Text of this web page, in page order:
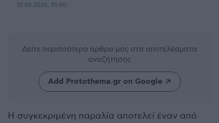
10.06.2026, 10:00
Δείτε περισσότερα άρθρα μας στα αποτελέσματα
αναζήτησης
Add Protothema.gr on Google
Η συγκεκριμένη παραλία αποτελεί έναν από